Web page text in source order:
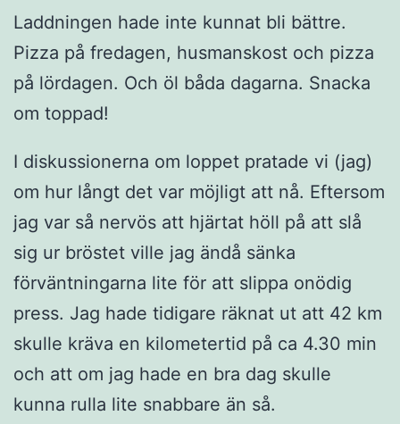
Laddningen hade inte kunnat bli bättre.
Pizza på fredagen, husmanskost och pizza
på lördagen. Och öl båda dagarna. Snacka
om toppad!
I diskussionerna om loppet pratade vi (jag)
om hur långt det var möjligt att nå. Eftersom
jag var så nervös att hjärtat höll på att slå
sig ur bröstet ville jag ändå sänka
förväntningarna lite för att slippa onödig
press. Jag hade tidigare räknat ut att 42 km
skulle kräva en kilometertid på ca 4.30 min
och att om jag hade en bra dag skulle
kunna rulla lite snabbare än så.